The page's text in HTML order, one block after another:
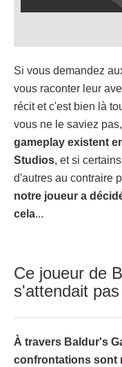
Si vous demandez
vous raconter leur
récit et c'est bien là
vous ne le saviez pas,
gameplay existent
Studios, et si
d'autres au contraire
notre joueur a
cela...
Ce joueur de
s'attendait
À travers Baldur's
confrontations sont